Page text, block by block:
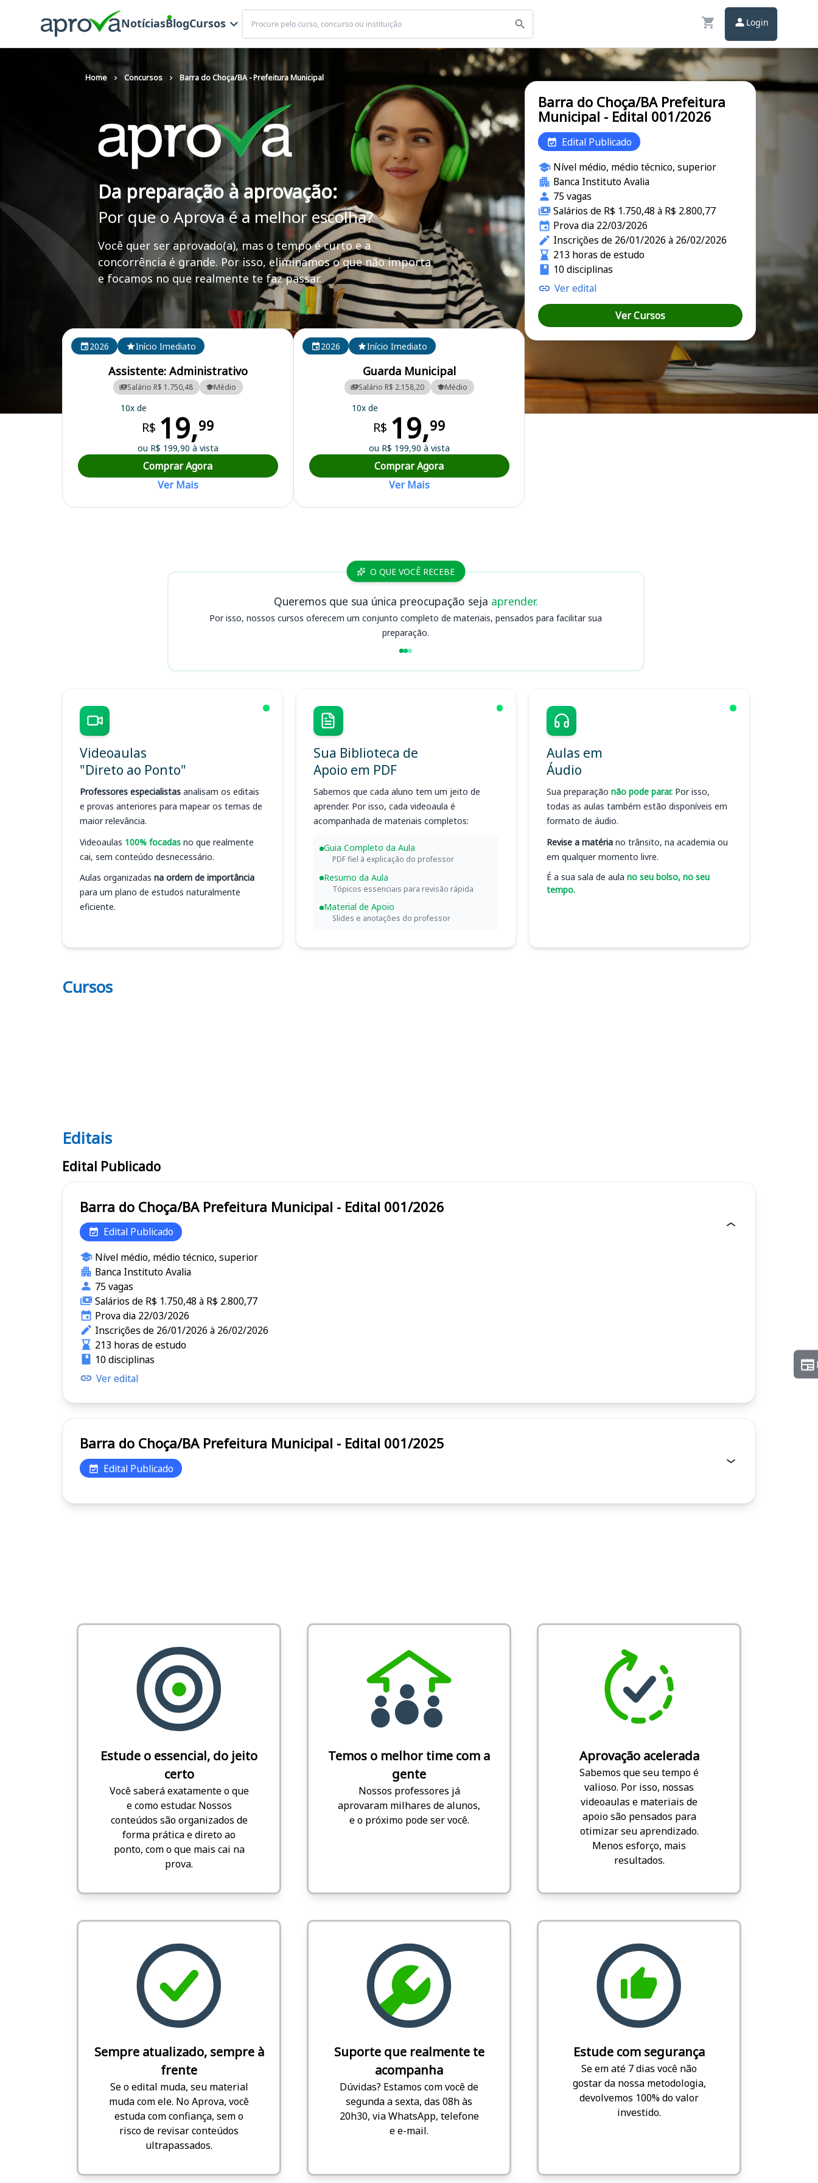
NotíciasBlogCursos
Buscar
Login
Home Concursos Barra do Choça/BA - Prefeitura Municipal
Da preparação à aprovação:
Por que o Aprova é a melhor escolha?
Você quer ser aprovado(a), mas o tempo é curto e a
concorrência é grande. Por isso, eliminamos o que não importa
e focamos no que realmente te faz passar.
Curso Preparatório para o Concurso Barra do Choça/BA - Prefeitura Municipal
Cursos em destaque para passar no concurso
2026
Início Imediato
Assistente: Administrativo
Salário R$ 1.750,48 Médio
10x de
R$ 19,99
ou R$ 199,90 à vista
Comprar Agora
Ver Mais
2026 Início Imediato
Guarda Municipal
Salário R$ 2.158,20 Médio
10x de
R$ 19,99
ou R$ 199,90 à vista
Comprar Agora
Ver Mais
Barra do Choça/BA Prefeitura
Municipal - Edital 001/2026
Edital Publicado
Nível médio, médio técnico, superior
Banca Instituto Avalia
75 vagas
Salários de R$ 1.750,48 à R$ 2.800,77
Prova dia 22/03/2026
Inscrições de 26/01/2026 à 26/02/2026
213 horas de estudo
10 disciplinas
Ver edital
Ver Cursos
O QUE VOCÊ RECEBE
Queremos que sua única preocupação seja aprender.
Por isso, nossos cursos oferecem um conjunto completo de materiais, pensados para facilitar sua
preparação.
Videoaulas
"Direto ao Ponto"
Professores especialistas analisam os editais
e provas anteriores para mapear os temas de
maior relevância.
Videoaulas 100% focadas no que realmente
cai, sem conteúdo desnecessário.
Aulas organizadas na ordem de importância
para um plano de estudos naturalmente
eficiente.
Sua Biblioteca de
Apoio em PDF
Sabemos que cada aluno tem um jeito de
aprender. Por isso, cada videoaula é
acompanhada de materiais completos:
Guia Completo da Aula
PDF fiel à explicação do professor
Resumo da Aula
Tópicos essenciais para revisão rápida
Material de Apoio
Slides e anotações do professor
Aulas em
Áudio
Sua preparação não pode parar. Por isso,
todas as aulas também estão disponíveis em
formato de áudio.
Revise a matéria no trânsito, na academia ou
em qualquer momento livre.
É a sua sala de aula no seu bolso, no seu
tempo.
Cursos
Editais
Editais
Edital Publicado
Barra do Choça/BA Prefeitura Municipal - Edital 001/2026
Edital Publicado
Nível médio, médio técnico, superior
Banca Instituto Avalia
75 vagas
Salários de R$ 1.750,48 à R$ 2.800,77
Prova dia 22/03/2026
Inscrições de 26/01/2026 à 26/02/2026
213 horas de estudo
10 disciplinas
Ver edital
Barra do Choça/BA Prefeitura Municipal - Edital 001/2025
Edital Publicado
Estude o essencial, do jeito
certo
Você saberá exatamente o que
e como estudar. Nossos
conteúdos são organizados de
forma prática e direto ao
ponto, com o que mais cai na
prova.
Temos o melhor time com a
gente
Nossos professores já
aprovaram milhares de alunos,
e o próximo pode ser você.
Aprovação acelerada
Sabemos que seu tempo é
valioso. Por isso, nossas
videoaulas e materiais de
apoio são pensados para
otimizar seu aprendizado.
Menos esforço, mais
resultados.
Sempre atualizado, sempre à
frente
Se o edital muda, seu material
muda com ele. No Aprova, você
estuda com confiança, sem o
risco de revisar conteúdos
ultrapassados.
Suporte que realmente te
acompanha
Dúvidas? Estamos com você de
segunda a sexta, das 08h às
20h30, via WhatsApp, telefone
e e-mail.
Estude com segurança
Se em até 7 dias você não
gostar da nossa metodologia,
devolvemos 100% do valor
investido.